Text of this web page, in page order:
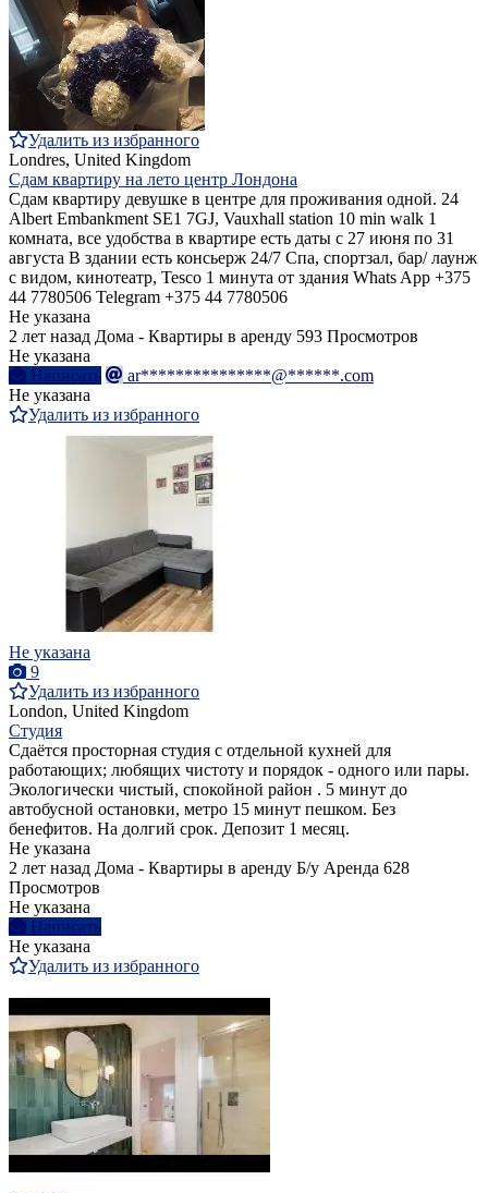
Удалить из избранного
Londres, United Kingdom
Сдам квартиру на лето центр Лондона
Сдам квартиру девушке в центре для проживания одной. 24
Albert Embankment SE1 7GJ, Vauxhall station 10 min walk 1
комната, все удобства в квартире есть даты с 27 июня по 31
августа В здании есть консьерж 24/7 Спа, спортзал, бар/ лаунж
с видом, кинотеатр, Tesco 1 минута от здания Whats App +375
44 7780506 Telegram +375 44 7780506
Не указана
2 лет назад Дома - Квартиры в аренду 593 Просмотров
Не указана
Написать
ar***************@******.com
Не указана
Удалить из избранного
Не указана
9
Удалить из избранного
London, United Kingdom
Студия
Сдаётся просторная студия с отдельной кухней для
работающих; любящих чистоту и порядок - одного или пары.
Экологически чистый, спокойной район . 5 минут до
автобусной остановки, метро 15 минут пешком. Без
бенефитов. На долгий срок. Депозит 1 месяц.
Не указана
2 лет назад Дома - Квартиры в аренду Б/у Аренда 628
Просмотров
Не указана
Написать
Не указана
Удалить из избранного